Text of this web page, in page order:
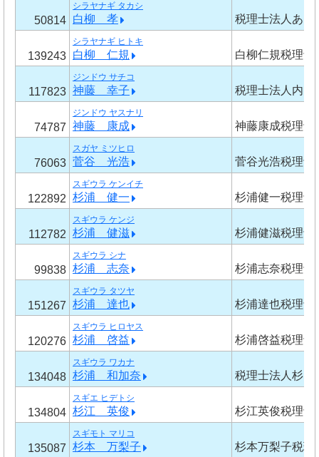
50814
シラヤナギ タカシ
白柳 孝 税理士法人あけ
139243
シラヤナギ ヒトキ
白柳 仁規 白柳仁規税理士
117823
ジンドウ サチコ
神藤 幸子 税理士法人内
74787
ジンドウ ヤスナリ
神藤 康成 神藤康成税理士
76063
スガヤ ミツヒロ
菅谷 光浩 菅谷光浩税理士
122892
スギウラ ケンイチ
杉浦 健一 杉浦健一税理士
112782
スギウラ ケンジ
杉浦 健滋 杉浦健滋税理士
99838
スギウラ シナ
杉浦 志奈 杉浦志奈税理士
151267
スギウラ タツヤ
杉浦 達也 杉浦達也税理士
120276
スギウラ ヒロヤス
杉浦 啓益 杉浦啓益税理士
134048
スギウラ ワカナ
杉浦 和加奈 税理士法人杉山
134804
スギエ ヒデトシ
杉江 英俊 杉江英俊税理士
135087
スギモト マリコ
杉本 万梨子 杉本万梨子税理